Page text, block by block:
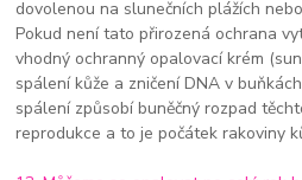
dovolenou na slunečních plážích
Pokud není tato přirozená ochrana
vhodný ochranný opalovací krém
spálení kůže a zničení DNA v
spálení způsobí buněčný rozpad
reprodukce a to je počátek rakoviny